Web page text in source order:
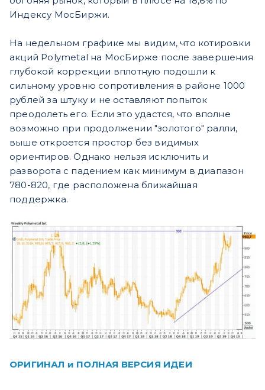
Индексу МосБиржи.
На недельном графике мы видим, что котировки
акций Polymetal на МосБирже после завершения
глубокой коррекции вплотную подошли к
сильному уровню сопротивления в районе 1000
рублей за штуку и не оставляют попыток
преодолеть его. Если это удастся, что вполне
возможно при продолжении "золотого" ралли,
выше откроется простор без видимых
ориентиров. Однако нельзя исключить и
разворота с падением как минимум в диапазон
780-820, где расположена ближайшая
поддержка.
ОРИГИНАЛ и ПОЛНАЯ ВЕРСИЯ ИДЕИ